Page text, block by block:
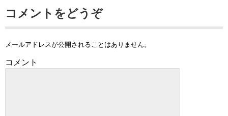
コメントをどうぞ
メールアドレスが公開されることはありません。
コメント